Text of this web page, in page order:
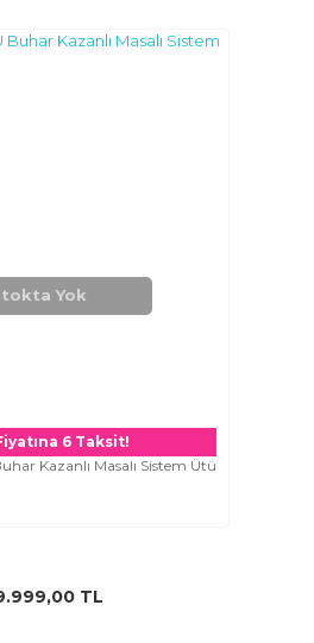
Yok
6 Taksit!
Kazanlı Masalı Sistem Ütü
TL